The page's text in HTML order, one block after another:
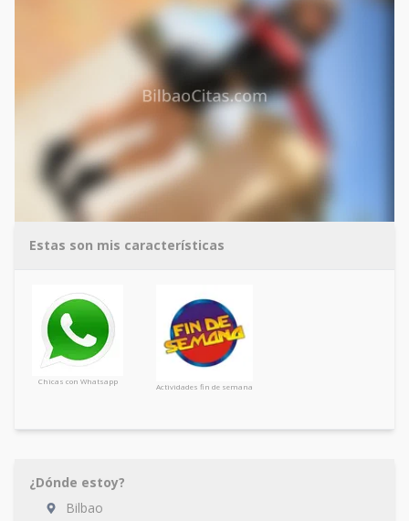
Estas son mis características
Chicas con Whatsapp
Actividades fin de semana
¿Dónde estoy?
Bilbao